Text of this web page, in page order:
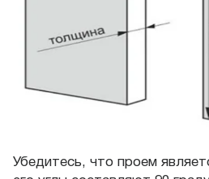
Убедитесь, что проем